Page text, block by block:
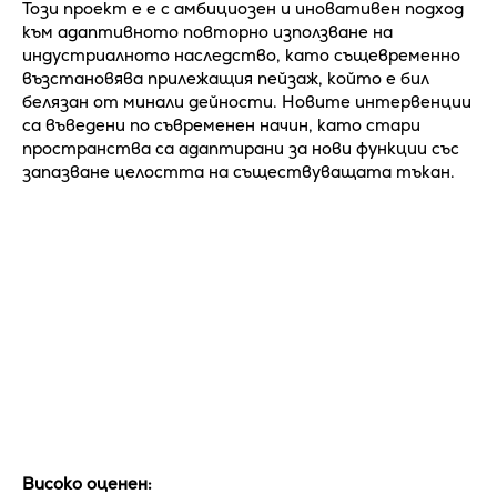
Този проект е е с амбициозен и иновативен подход
към адаптивното повторно използване на
индустриалното наследство, като същевременно
възстановява прилежащия пейзаж, който е бил
белязан от минали дейности. Новите интервенции
са въведени по съвременен начин, като стари
пространства са адаптирани за нови функции със
запазване целостта на съществуващата тъкан.
Високо оценен: